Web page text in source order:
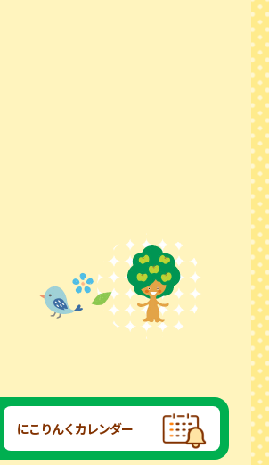
にこりんくカレンダー